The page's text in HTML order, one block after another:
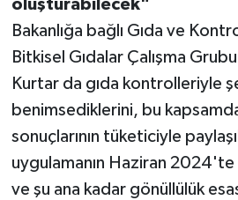
oluşturabilecek"
Bakanlığa bağlı Gıda ve
Bitkisel Gıdalar Çalışma
Kurtar da gıda kontrolleriyle
benimsediklerini, bu
sonuçlarının tüketiciyle
uygulamanın Haziran 2024'te
ve şu ana kadar gönüllülük